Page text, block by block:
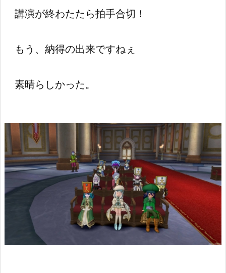
講演が終わたたら拍手合切！
もう、納得の出来ですねぇ
素晴らしかった。